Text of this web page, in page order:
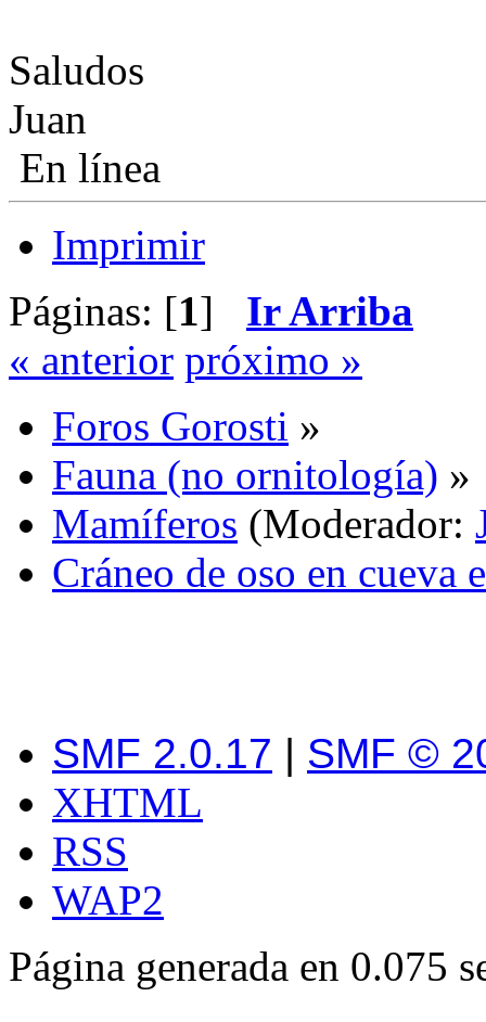
Saludos
Juan
En línea
Imprimir
Páginas: [1] Ir Arriba
« anterior próximo »
Foros Gorosti »
Fauna (no ornitología) »
Mamíferos (Moderador:
Cráneo de oso en cueva
SMF 2.0.17 | SMF ©
XHTML
RSS
WAP2
Página generada en 0.075